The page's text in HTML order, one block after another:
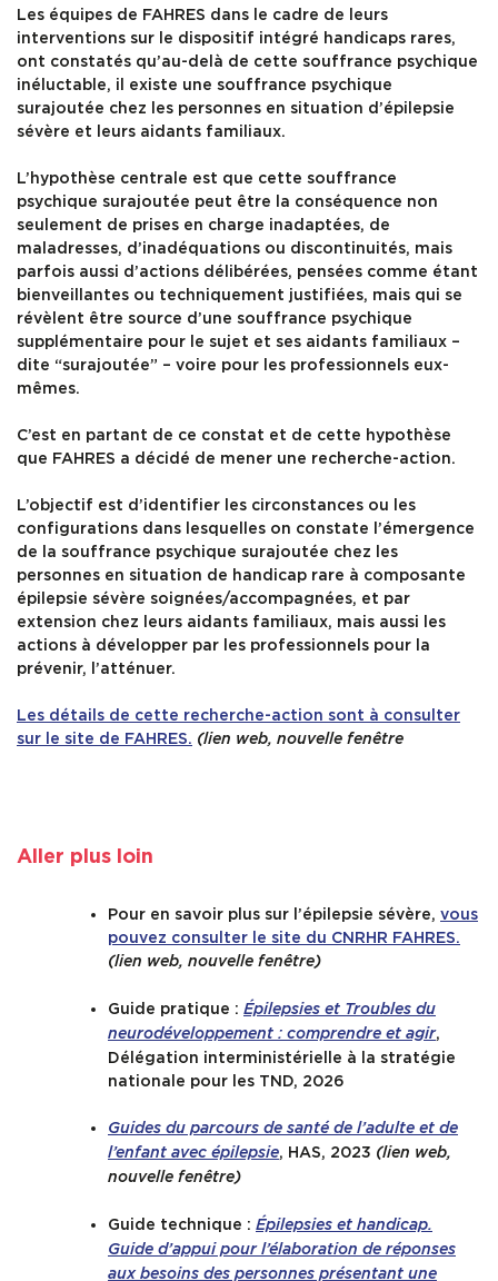
Les équipes de FAHRES dans le cadre de leurs
interventions sur le dispositif intégré handicaps rares,
ont constatés qu’au-delà de cette souffrance psychique
inéluctable, il existe une souffrance psychique
surajoutée chez les personnes en situation d’épilepsie
sévère et leurs aidants familiaux.
L’hypothèse centrale est que cette souffrance
psychique surajoutée peut être la conséquence non
seulement de prises en charge inadaptées, de
maladresses, d’inadéquations ou discontinuités, mais
parfois aussi d’actions délibérées, pensées comme étant
bienveillantes ou techniquement justifiées, mais qui se
révèlent être source d’une souffrance psychique
supplémentaire pour le sujet et ses aidants familiaux –
dite “surajoutée” – voire pour les professionnels eux-
mêmes.
C’est en partant de ce constat et de cette hypothèse
que FAHRES a décidé de mener une recherche-action.
L’objectif est d’identifier les circonstances ou les
configurations dans lesquelles on constate l’émergence
de la souffrance psychique surajoutée chez les
personnes en situation de handicap rare à composante
épilepsie sévère soignées/accompagnées, et par
extension chez leurs aidants familiaux, mais aussi les
actions à développer par les professionnels pour la
prévenir, l’atténuer.
Les détails de cette recherche-action sont à consulter
sur le site de FAHRES. (lien web, nouvelle fenêtre
Aller plus loin
Pour en savoir plus sur l’épilepsie sévère, vous
pouvez consulter le site du CNRHR FAHRES.
(lien web, nouvelle fenêtre)
Guide pratique : Épilepsies et Troubles du
neurodéveloppement : comprendre et agir,
Délégation interministérielle à la stratégie
nationale pour les TND, 2026
Guides du parcours de santé de l’adulte et de
l’enfant avec épilepsie, HAS, 2023 (lien web,
nouvelle fenêtre)
Guide technique : Épilepsies et handicap.
Guide d’appui pour l’élaboration de réponses
aux besoins des personnes présentant une